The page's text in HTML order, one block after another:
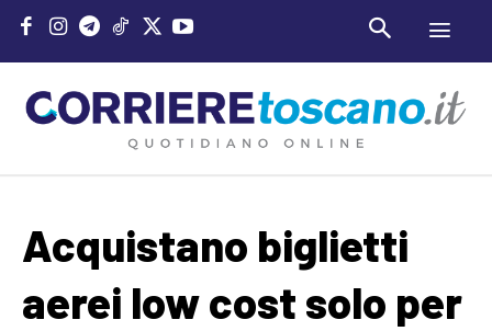
Acquistano biglietti
aerei low cost solo per